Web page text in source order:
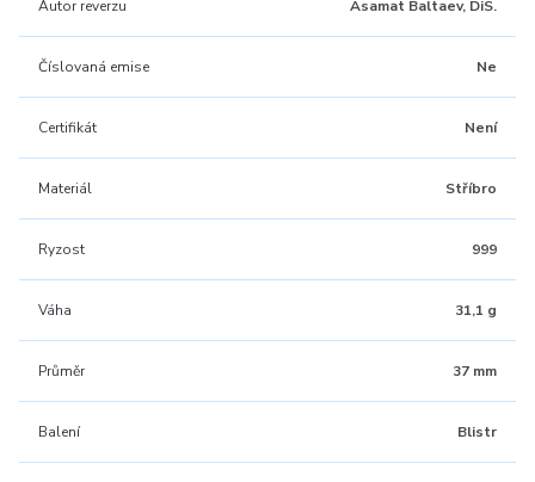
Autor reverzu Asamat Baltaev, DiS.
Číslovaná emise Ne
Certifikát Není
Materiál Stříbro
Ryzost 999
Váha 31,1 g
Průměr 37 mm
Balení Blistr